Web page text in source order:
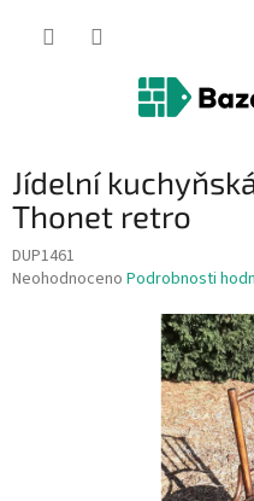
Jídelní
Thonet retro
DUP1461
Průměrné
Neohodnoceno Podrobnosti